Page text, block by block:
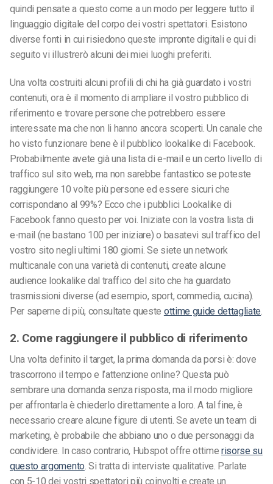
quindi pensate a questo come a un modo per leggere tutto il
linguaggio digitale del corpo dei vostri spettatori. Esistono
diverse fonti in cui risiedono queste impronte digitali e qui di
seguito vi illustrerò alcuni dei miei luoghi preferiti.
Una volta costruiti alcuni profili di chi ha già guardato i vostri
contenuti, ora è il momento di ampliare il vostro pubblico di
riferimento e trovare persone che potrebbero essere
interessate ma che non li hanno ancora scoperti. Un canale che
ho visto funzionare bene è il pubblico lookalike di Facebook.
Probabilmente avete già una lista di e-mail e un certo livello di
traffico sul sito web, ma non sarebbe fantastico se poteste
raggiungere 10 volte più persone ed essere sicuri che
corrispondano al 99%? Ecco che i pubblici Lookalike di
Facebook fanno questo per voi. Iniziate con la vostra lista di
e-mail (ne bastano 100 per iniziare) o basatevi sul traffico del
vostro sito negli ultimi 180 giorni. Se siete un network
multicanale con una varietà di contenuti, create alcune
audience lookalike dal traffico del sito che ha guardato
trasmissioni diverse (ad esempio, sport, commedia, cucina).
Per saperne di più, consultate queste ottime guide dettagliate
2. Come raggiungere il pubblico di riferimento
Una volta definito il target, la prima domanda da porsi è: dove
trascorrono il tempo e l’attenzione online? Questa può
sembrare una domanda senza risposta, ma il modo migliore
per affrontarla è chiederlo direttamente a loro. A tal fine, è
necessario creare alcune figure di utenti. Se avete un team di
marketing, è probabile che abbiano uno o due personaggi da
condividere. In caso contrario, Hubspot offre ottimerisorse su
questo argomento. Si tratta di interviste qualitative. Parlate
con 5-10 dei vostri spettatori più coinvolti e create un